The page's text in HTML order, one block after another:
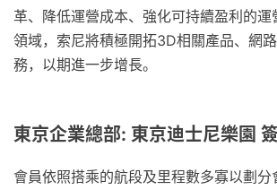
革、降低運營成本、強化可持續盈利的
領域，索尼將積極開拓3D相關產品、網
務，以期進一步增長。
東京企業總部: 東京迪士尼樂園
會員依照搭乘的航段及里程數多寡以劃分